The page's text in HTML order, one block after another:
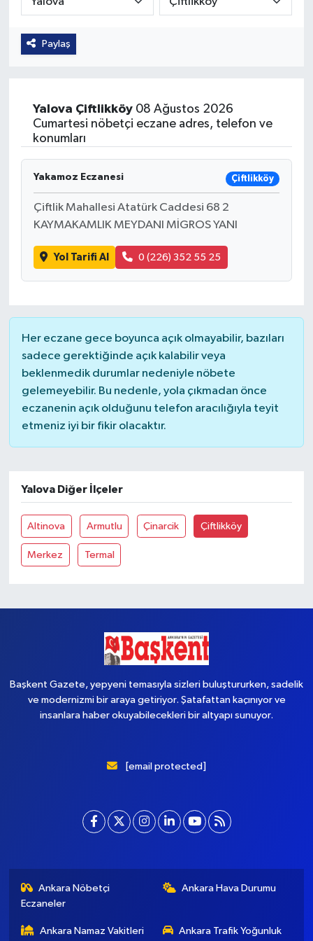
Paylaş
Yalova Çiftlikköy08 Ağustos 2026
Cumartesi nöbetçi eczane adres, telefon ve
konumları
Yakamoz Eczanesi Çiftlikköy
Çiftlik Mahallesi Atatürk Caddesi 68 2
KAYMAKAMLIK MEYDANI MİGROS YANI
Yol Tarifi Al 0 (226) 352 55 25
Her eczane gece boyunca açık olmayabilir, bazıları
sadece gerektiğinde açık kalabilir veya
beklenmedik durumlar nedeniyle nöbete
gelemeyebilir. Bu nedenle, yola çıkmadan önce
eczanenin açık olduğunu telefon aracılığıyla teyit
etmeniz iyi bir fikir olacaktır.
Yalova Diğer İlçeler
Altinova Armutlu Çinarcik Çiftlikköy
Merkez Termal
Başkent Gazete, yepyeni temasıyla sizleri buluştururken, sadelik
ve modernizmi bir araya getiriyor. Şatafattan kaçınıyor ve
insanlara haber okuyabilecekleri bir altyapı sunuyor.
[email protected]
Ankara Nöbetçi
Eczaneler
Ankara Hava Durumu
Ankara Namaz Vakitleri Ankara Trafik Yoğunluk
Özel Haber
Sağlık